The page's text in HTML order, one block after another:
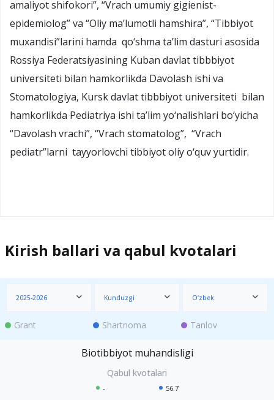
amaliyot shifokori”, “Vrach umumiy gigienist-
epidemiolog” va “Oliy ma’lumotli hamshira”, “Tibbiyot
muxandisi”larini hamda qo‘shma ta’lim dasturi asosida
Rossiya Federatsiyasining Kuban davlat tibbbiyot
universiteti bilan hamkorlikda Davolash ishi va
Stomatologiya, Kursk davlat tibbbiyot universiteti bilan
hamkorlikda Pediatriya ishi ta’lim yo‘nalishlari bo‘yicha
“Davolash vrachi”, “Vrach stomatolog”, “Vrach
pediatr”larni tayyorlovchi tibbiyot oliy o‘quv yurtidir.
Kirish ballari va qabul kvotalari
2025-2026 Kunduzgi O‘zbek
Grant Shartnoma Tanlov
Biotibbiyot muhandisligi
- 56.7